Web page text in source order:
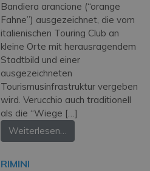
Bandiera arancione (“orange
Fahne”) ausgezeichnet, die vom
italienischen Touring Club an
kleine Orte mit herausragendem
Stadtbild und einer
ausgezeichneten
Tourismusinfrastruktur vergeben
wird. Verucchio auch traditionell
als die “Wiege […]
Weiterlesen…
RIMINI